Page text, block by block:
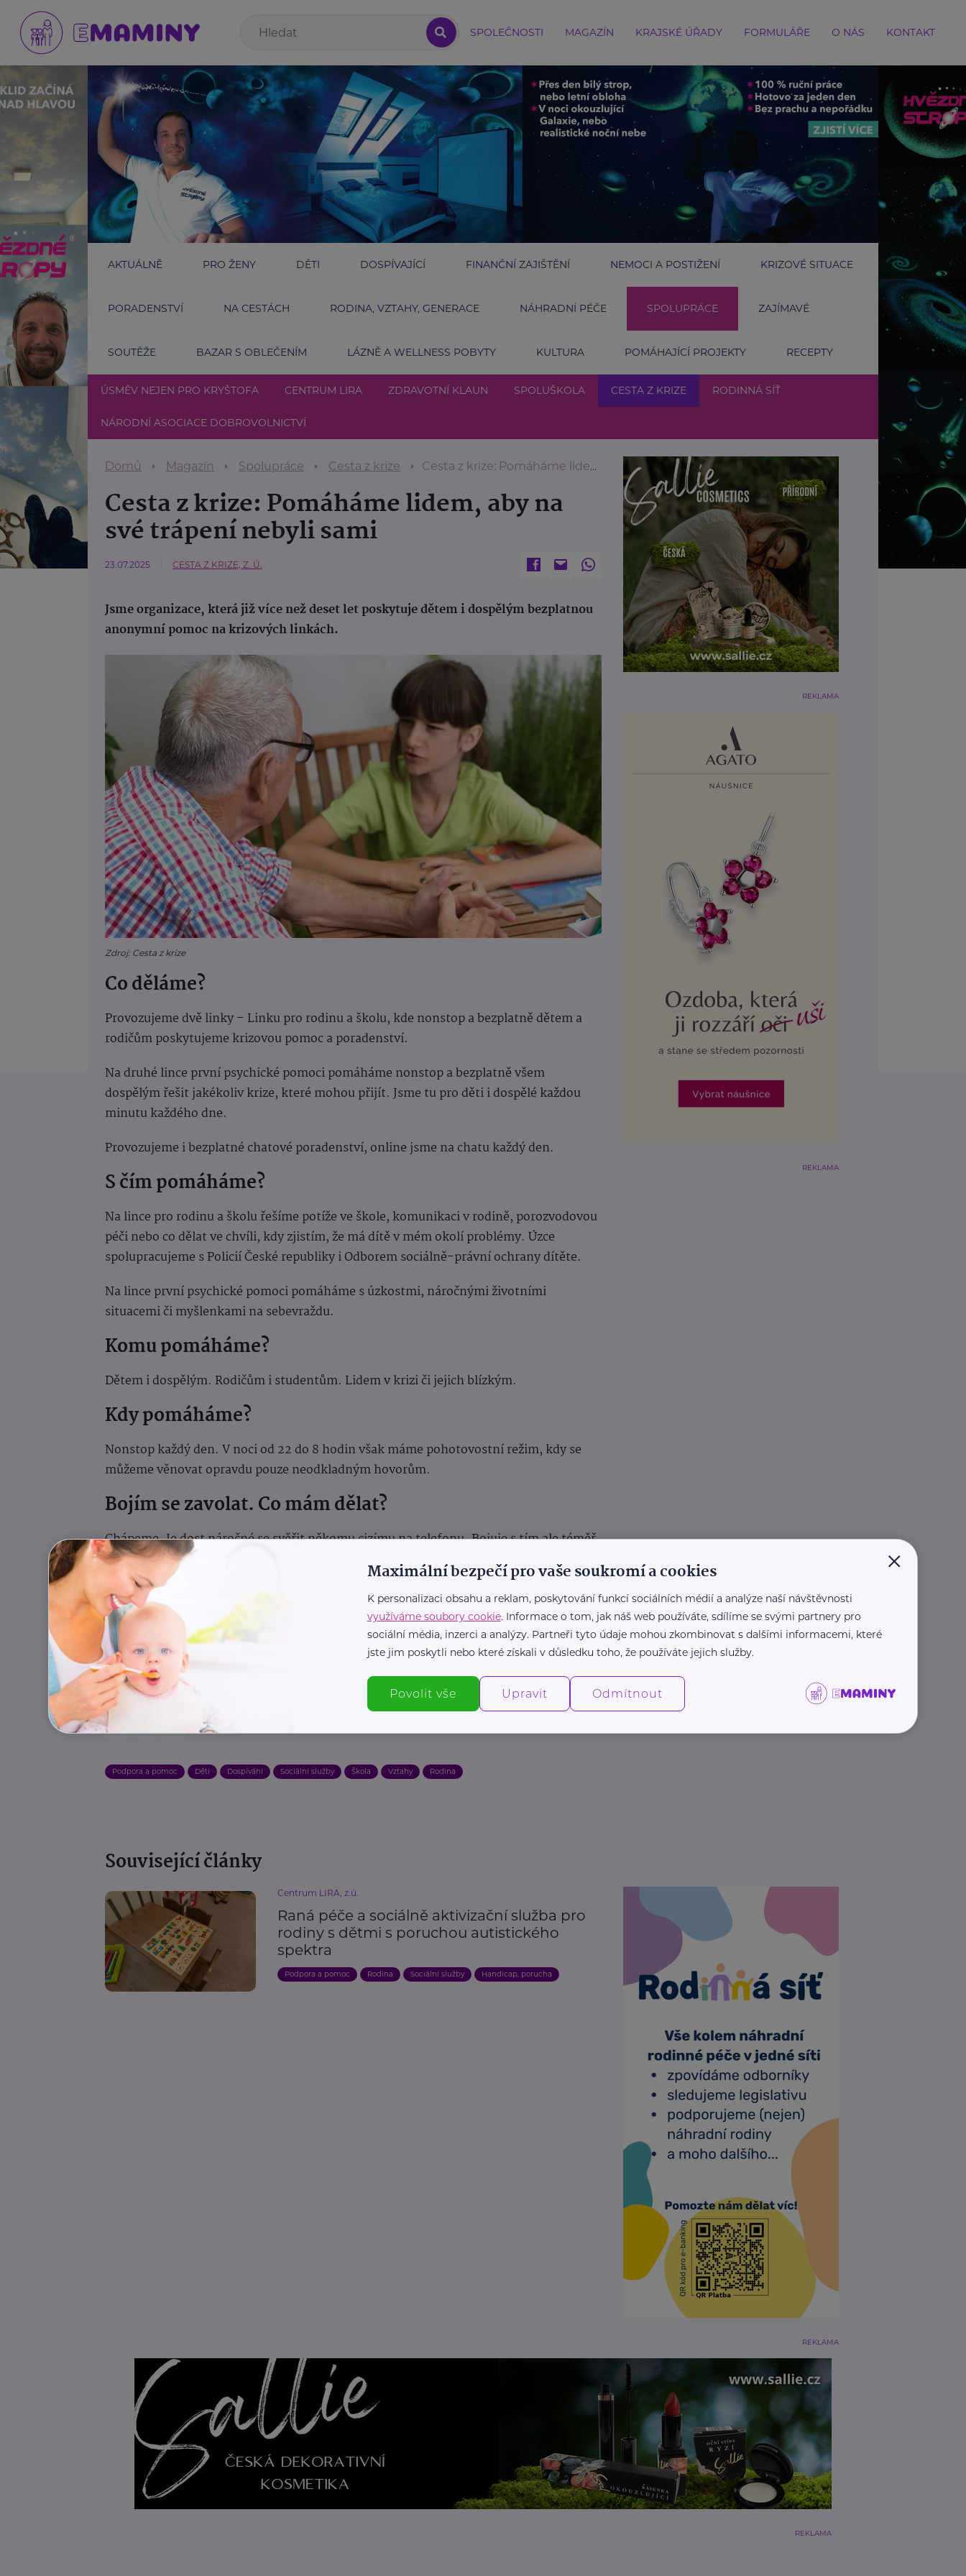
SPOLEČNOSTI MAGAZÍN KRAJSKÉ ÚŘADY FORMULÁŘE O NÁS KONTAKT
AKTUÁLNĚ PRO ŽENY DĚTI DOSPÍVAJÍCÍ FINANČNÍ ZAJIŠTĚNÍ NEMOCI A POSTIŽENÍ KRIZOVÉ SITUACE
PORADENSTVÍ NA CESTÁCH RODINA, VZTAHY, GENERACE NÁHRADNÍ PÉČE SPOLUPRÁCE ZAJÍMAVÉ
SOUTĚŽE BAZAR S OBLEČENÍM LÁZNĚ A WELLNESS POBYTY KULTURA POMÁHAJÍCÍ PROJEKTY RECEPTY
ÚSMĚV NEJEN PRO KRYŠTOFA CENTRUM LIRA ZDRAVOTNÍ KLAUN SPOLUŠKOLA CESTA Z KRIZE RODINNÁ SÍŤ
NÁRODNÍ ASOCIACE DOBROVOLNICTVÍ
Domů Magazín Spolupráce Cesta z krize Cesta z krize: Pomáháme lidem, aby na své trápení nebyli sami
Cesta z krize: Pomáháme lidem, aby na
své trápení nebyli sami
23.07.2025 CESTA Z KRIZE, Z. Ú.
Jsme organizace, která již více než deset let poskytuje dětem i dospělým bezplatnou
anonymní pomoc na krizových linkách.
Zdroj: Cesta z krize
Co děláme?
Provozujeme dvě linky – Linku pro rodinu a školu, kde nonstop a bezplatně dětem a
rodičům poskytujeme krizovou pomoc a poradenství.
Na druhé lince první psychické pomoci pomáháme nonstop a bezplatně všem
dospělým řešit jakékoliv krize, které mohou přijít. Jsme tu pro děti i dospělé každou
minutu každého dne.
Provozujeme i bezplatné chatové poradenství, online jsme na chatu každý den.
S čím pomáháme?
Na lince pro rodinu a školu řešíme potíže ve škole, komunikaci v rodině, porozvodovou
péči nebo co dělat ve chvíli, kdy zjistím, že má dítě v mém okolí problémy. Úzce
spolupracujeme s Policií České republiky i Odborem sociálně-právní ochrany dítěte.
Na lince první psychické pomoci pomáháme s úzkostmi, náročnými životními
situacemi či myšlenkami na sebevraždu.
Komu pomáháme?
Dětem i dospělým. Rodičům i studentům. Lidem v krizi či jejich blízkým.
Kdy pomáháme?
Nonstop každý den. V noci od 22 do 8 hodin však máme pohotovostní režim, kdy se
můžeme věnovat opravdu pouze neodkladným hovorům.
Bojím se zavolat. Co mám dělat?
Chápeme. Je dost náročné se svěřit někomu cizímu na telefonu. Bojuje s tím ale téměř
každý, kdo chce volat na krizovou linku. Chce to velkou odvahu takový krok učinit. Ale
jde to. Nikdy nebudeme hodnotit to, jak se cítíte. Na druhé straně vždy uslyšíte
podpůrný hlas.
Zdroj:Cesta z krize, z. ú.
Podpora a pomoc Děti Dospívání Sociální služby Škola Vztahy Rodina
REKLAMA
REKLAMA
Související články
Centrum LIRA, z.ú.
Raná péče a sociálně aktivizační služba pro
rodiny s dětmi s poruchou autistického
spektra
Podpora a pomoc Rodina Sociální služby Handicap, porucha
REKLAMA
REKLAMA
×
Maximální bezpečí pro vaše soukromí a cookies
K personalizaci obsahu a reklam, poskytování funkcí sociálních médií a analýze naší návštěvnosti
využíváme soubory cookie. Informace o tom, jak náš web používáte, sdílíme se svými partnery pro
sociální média, inzerci a analýzy. Partneři tyto údaje mohou zkombinovat s dalšími informacemi, které
jste jim poskytli nebo které získali v důsledku toho, že používáte jejich služby.
Povolit vše Upravit Odmítnout